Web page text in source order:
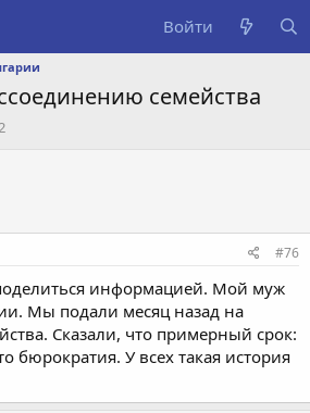
Войти
семейства
#76
информацией. Мой муж
Мы подали месяц назад на
Сказали, что примерный срок:
бюрократия. У всех такая история